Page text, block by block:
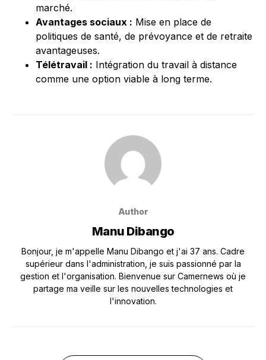
marché.
Avantages sociaux : Mise en place de
politiques de santé, de prévoyance et de retraite
avantageuses.
Télétravail : Intégration du travail à distance
comme une option viable à long terme.
Author
Manu Dibango
Bonjour, je m'appelle Manu Dibango et j'ai 37 ans. Cadre
supérieur dans l'administration, je suis passionné par la
gestion et l'organisation. Bienvenue sur Camernews où je
partage ma veille sur les nouvelles technologies et
l'innovation.